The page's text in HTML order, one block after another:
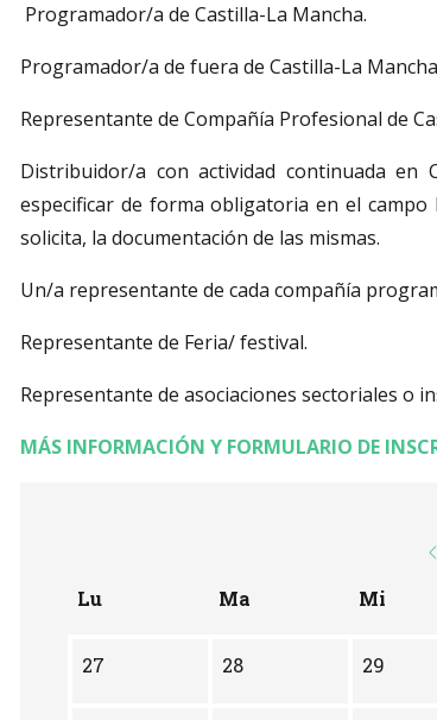
Programador/a de Castilla-La Mancha.
Programador/a de fuera de Castilla-La
Representante de Compañía Profesional de
Distribuidor/a con actividad continuada en
especificar de forma obligatoria en el
solicita, la documentación de las mismas.
Un/a representante de cada compañía
Representante de Feria/ festival.
Representante de asociaciones sectoriales o
MÁS INFORMACIÓN Y FORMULARIO DE
Lu Ma Mi
No hay ninguna actividad este mes
27 28 29